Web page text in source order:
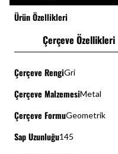
Ürün Özellikleri
Çerçeve Özellikleri
Çerçeve RengiGri
Çerçeve MalzemesiMetal
Çerçeve FormuGeometrik
Sap Uzunluğu145